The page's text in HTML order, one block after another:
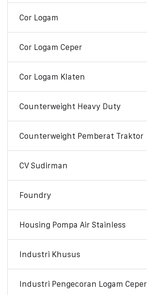
Cor Logam
Cor Logam Ceper
Cor Logam Klaten
Counterweight Heavy Duty
Counterweight Pemberat Traktor
CV Sudirman
Foundry
Housing Pompa Air Stainless
Industri Khusus
Industri Pengecoran Logam Ceper